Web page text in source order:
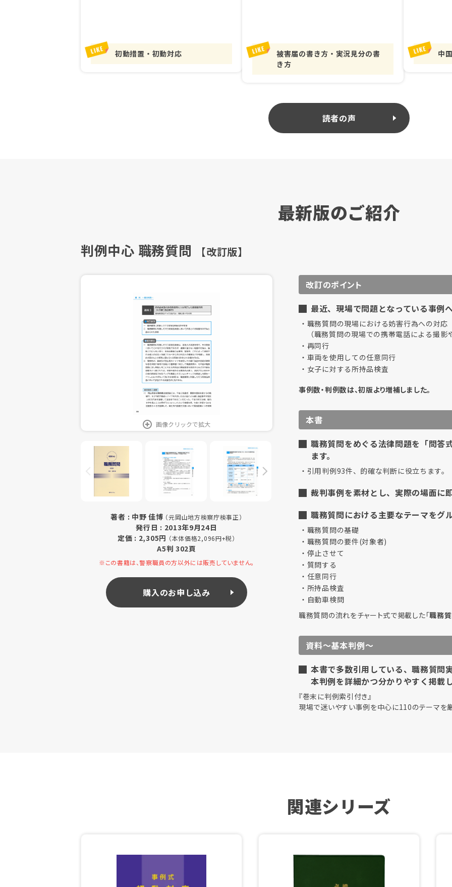
初動措置・初動対応
被害届の書き方・実況見分の書
き方
中
読者の声
最新版のご紹介
判例中心 職務質問 【改訂版】
画像クリックで拡大
著者 : 中野 佳博 （元岡山地方検察庁検事正）
発行日 : 2013年9月24日
定価 : 2,305円 （本体価格2,096円+税）
A5判 302頁
※この書籍は、警察職員の方以外には販売していません。
購入のお申し込み
改訂のポイント
最近、現場で問題となっている事例
職務質問の現場における妨害行為への対応
（職務質問の現場での携帯電話による撮影
再同行
車両を使用しての任意同行
女子に対する所持品検査
事例数・判例数は、初版より増補しました。
本書
職務質問をめぐる法律問題を「問答
ます。
引用判例93件、的確な判断に役立ちます。
裁判事例を素材とし、実際の場面に
職務質問における主要なテーマをグ
職務質問の基礎
職務質問の要件(対象者)
停止させて
質問する
任意同行
所持品検査
自動車検問
職務質問の流れをチャート式で掲載した「職務
資料〜基本判例〜
本書で多数引用している、職務質問
本判例を詳細かつ分かりやすく掲載
『巻末に判例索引付き』
現場で迷いやすい事例を中心に110のテーマを厳
関連シリーズ